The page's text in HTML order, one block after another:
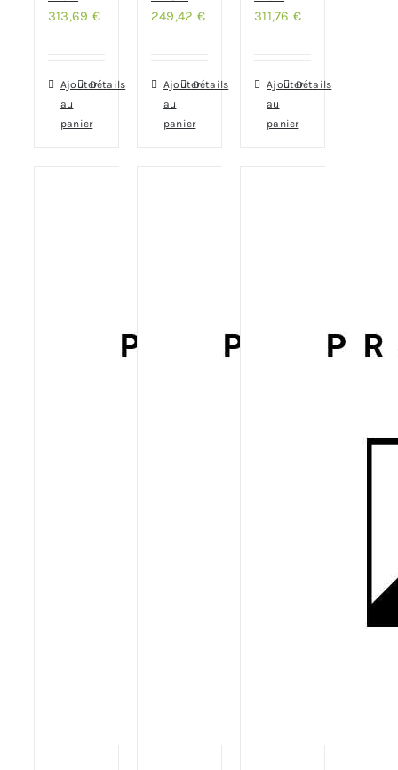
313,69 €
Ajouter
au
panier
Détails
249,42 €
Ajouter
au
panier
Détails
311,76 €
Ajouter
au
panier
Détails